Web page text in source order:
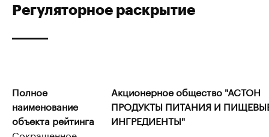
Регуляторное раскрытие
Полное
наименование
объекта рейтинга
Акционерное общество "АСТОН
ПРОДУКТЫ ПИТАНИЯ И
ИНГРЕДИЕНТЫ"